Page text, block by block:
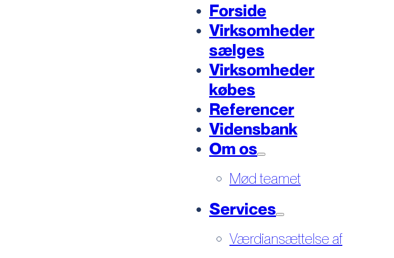
Forside
Virksomheder
sælges
Virksomheder
købes
Referencer
Vidensbank
Om os
Mød teamet
Services
Værdiansættelse af